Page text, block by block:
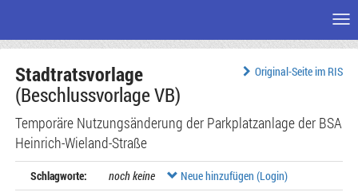
Seiteninhalt
Original-Seite im RIS
Stadtratsvorlage
(Beschlussvorlage VB)
Temporäre Nutzungsänderung der Parkplatzanlage der BSA
Heinrich-Wieland-Straße
Schlagworte: noch keine
Neue hinzufügen (Login)